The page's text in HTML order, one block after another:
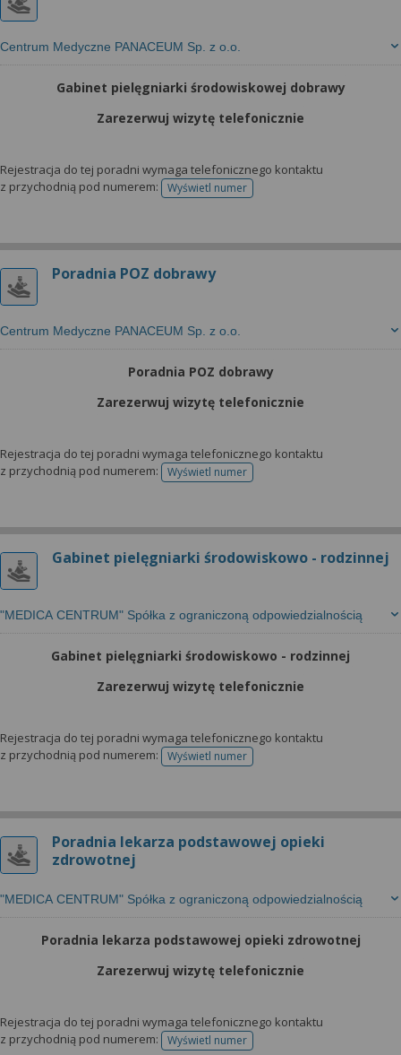
Centrum Medyczne PANACEUM Sp. z o.o.
Gabinet pielęgniarki środowiskowej dobrawy
Zarezerwuj wizytę telefonicznie
Rejestracja do tej poradni wymaga telefonicznego kontaktu
z przychodnią pod numerem:
Wyświetl numertelefonu do rejestracji
Poradnia POZ dobrawy
Centrum Medyczne PANACEUM Sp. z o.o.
Poradnia POZ dobrawy
Zarezerwuj wizytę telefonicznie
Rejestracja do tej poradni wymaga telefonicznego kontaktu
z przychodnią pod numerem:
Wyświetl numertelefonu do rejestracji
Gabinet pielęgniarki środowiskowo - rodzinnej
"MEDICA CENTRUM" Spółka z ograniczoną odpowiedzialnością
Gabinet pielęgniarki środowiskowo - rodzinnej
Zarezerwuj wizytę telefonicznie
Rejestracja do tej poradni wymaga telefonicznego kontaktu
z przychodnią pod numerem:
Wyświetl numertelefonu do rejestracji
Poradnia lekarza podstawowej opieki
zdrowotnej
"MEDICA CENTRUM" Spółka z ograniczoną odpowiedzialnością
Poradnia lekarza podstawowej opieki zdrowotnej
Zarezerwuj wizytę telefonicznie
Rejestracja do tej poradni wymaga telefonicznego kontaktu
z przychodnią pod numerem:
Wyświetl numertelefonu do rejestracji